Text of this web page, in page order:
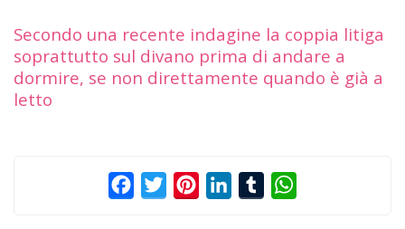
Secondo una recente indagine la coppia litiga
soprattutto sul divano prima di andare a
dormire, se non direttamente quando è già a
letto
FacebookTwitterPinterestLinkedInTumblr